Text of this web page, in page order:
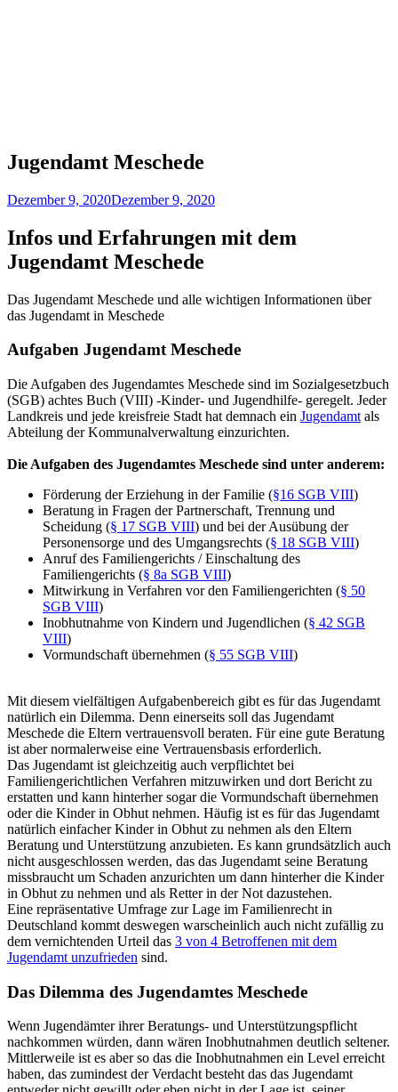
Jugendamt Meschede
Dezember 9, 2020Dezember 9, 2020
Infos und Erfahrungen mit dem
Jugendamt Meschede
Das Jugendamt Meschede und alle wichtigen Informationen über
das Jugendamt in Meschede
Aufgaben Jugendamt Meschede
Die Aufgaben des Jugendamtes Meschede sind im Sozialgesetzbuch
(SGB) achtes Buch (VIII) -Kinder- und Jugendhilfe- geregelt. Jeder
Landkreis und jede kreisfreie Stadt hat demnach ein Jugendamt als
Abteilung der Kommunalverwaltung einzurichten.
Die Aufgaben des Jugendamtes Meschede sind unter anderem:
Förderung der Erziehung in der Familie (§16 SGB VIII)
Beratung in Fragen der Partnerschaft, Trennung und
Scheidung (§ 17 SGB VIII) und bei der Ausübung der
Personensorge und des Umgangsrechts (§ 18 SGB VIII)
Anruf des Familiengerichts / Einschaltung des
Familiengerichts (§ 8a SGB VIII)
Mitwirkung in Verfahren vor den Familiengerichten (§ 50
SGB VIII)
Inobhutnahme von Kindern und Jugendlichen (§ 42 SGB
VIII)
Vormundschaft übernehmen (§ 55 SGB VIII)
Mit diesem vielfältigen Aufgabenbereich gibt es für das Jugendamt
natürlich ein Dilemma. Denn einerseits soll das Jugendamt
Meschede die Eltern vertrauensvoll beraten. Für eine gute Beratung
ist aber normalerweise eine Vertrauensbasis erforderlich.
Das Jugendamt ist gleichzeitig auch verpflichtet bei
Familiengerichtlichen Verfahren mitzuwirken und dort Bericht zu
erstatten und kann hinterher sogar die Vormundschaft übernehmen
oder die Kinder in Obhut nehmen. Häufig ist es für das Jugendamt
natürlich einfacher Kinder in Obhut zu nehmen als den Eltern
Beratung und Unterstützung anzubieten. Es kann grundsätzlich auch
nicht ausgeschlossen werden, das das Jugendamt seine Beratung
missbraucht um Schaden anzurichten um dann hinterher die Kinder
in Obhut zu nehmen und als Retter in der Not dazustehen.
Eine repräsentative Umfrage zur Lage im Familienrecht in
Deutschland kommt deswegen warscheinlich auch nicht zufällig zu
dem vernichtenden Urteil das 3 von 4 Betroffenen mit dem
Jugendamt unzufrieden sind.
Das Dilemma des Jugendamtes Meschede
Wenn Jugendämter ihrer Beratungs- und Unterstützungspflicht
nachkommen würden, dann wären Inobhutnahmen deutlich seltener.
Mittlerweile ist es aber so das die Inobhutnahmen ein Level erreicht
haben, das zumindest der Verdacht besteht das das Jugendamt